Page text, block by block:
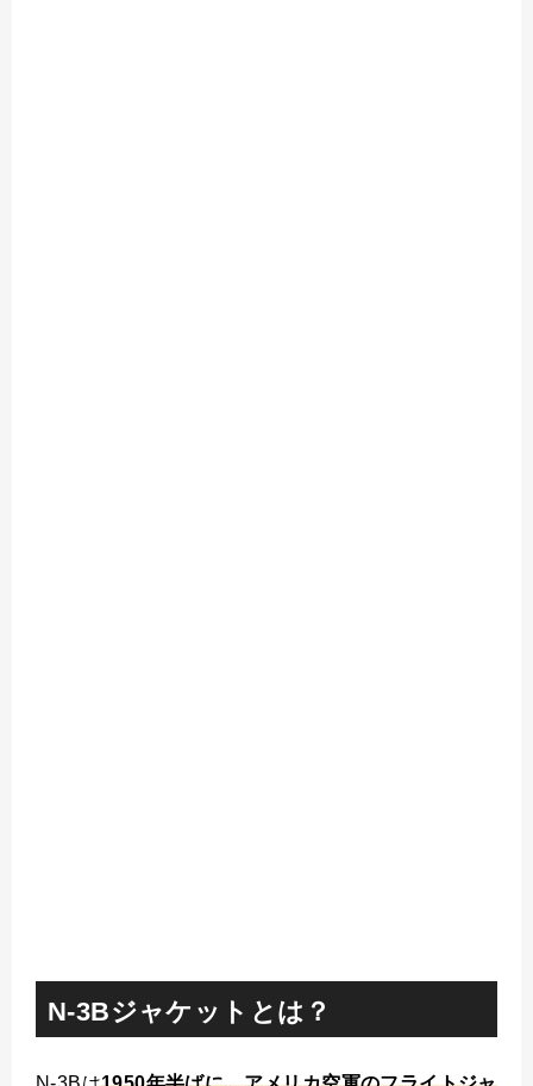
N-3Bジャケットとは？